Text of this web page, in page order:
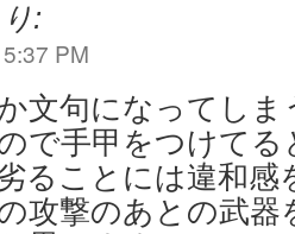
:
PM
文句になってし
で手甲をつけて
ることには違和感
攻撃のあとの武